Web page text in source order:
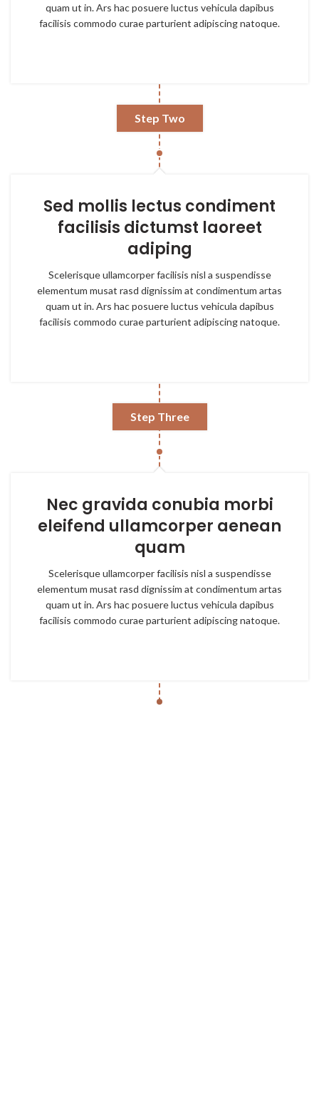
quam ut in. Ars hac posuere luctus vehicula dapibus
facilisis commodo curae parturient adipiscing natoque.
Step Two
Sed mollis lectus condiment
facilisis dictumst laoreet
adiping
Scelerisque ullamcorper facilisis nisl a suspendisse
elementum musat rasd dignissim at condimentum artas
quam ut in. Ars hac posuere luctus vehicula dapibus
facilisis commodo curae parturient adipiscing natoque.
Step Three
Nec gravida conubia morbi
eleifend ullamcorper aenean
quam
Scelerisque ullamcorper facilisis nisl a suspendisse
elementum musat rasd dignissim at condimentum artas
quam ut in. Ars hac posuere luctus vehicula dapibus
facilisis commodo curae parturient adipiscing natoque.